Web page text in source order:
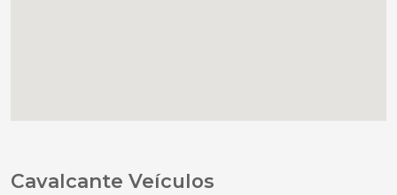
Cavalcante Veículos